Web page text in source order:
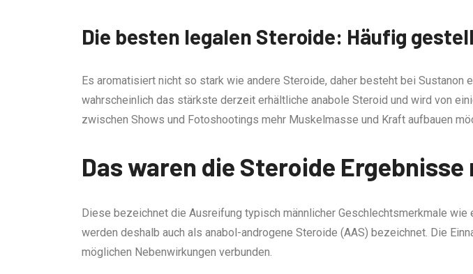
Die besten legalen Steroide: Häufig
Es aromatisiert nicht so stark wie andere Steroide, daher besteht bei
wahrscheinlich das stärkste derzeit erhältliche anabole Steroid und wird von
zwischen Shows und Fotoshootings mehr Muskelmasse und Kraft aufbauen
Das waren die Steroide
Diese bezeichnet die Ausreifung typisch männlicher Geschlechtsmerkmale
werden deshalb auch als anabol-androgene Steroide (AAS) bezeichnet. Die
möglichen Nebenwirkungen verbunden.